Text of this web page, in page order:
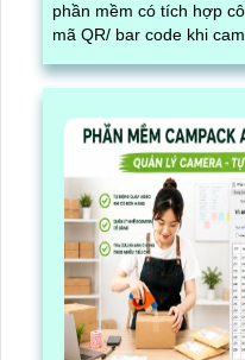
phần mềm có tích hợp
mã QR/ bar code khi